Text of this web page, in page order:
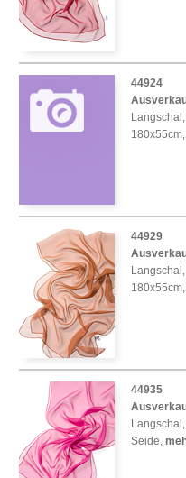
44924
44929
44935
Seide,